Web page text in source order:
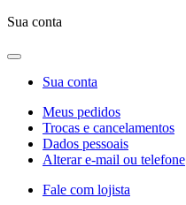
Sua conta
Sua conta
Meus pedidos
Trocas e cancelamentos
Dados pessoais
Alterar e-mail ou telefone
Fale com lojista